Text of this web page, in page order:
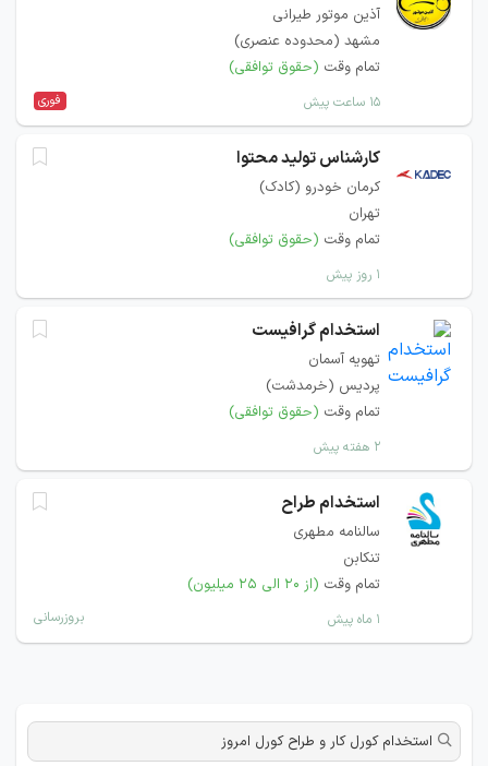
آذین موتور طیرانی
مشهد (محدوده عنصری)
تمام وقت (حقوق توافقی)
۱۵ ساعت پیش فوری
کارشناس تولید محتوا
کرمان خودرو (کادک)
تهران
تمام وقت (حقوق توافقی)
۱ روز پیش
استخدام گرافیست
تهویه آسمان
پردیس (خرمدشت)
تمام وقت (حقوق توافقی)
۲ هفته پیش
استخدام طراح
سالنامه مطهری
تنکابن
تمام وقت (از ۲۰ الی ۲۵ میلیون)
۱ ماه پیش بروزرسانی
استخدام کورل کار و طراح کورل امروز